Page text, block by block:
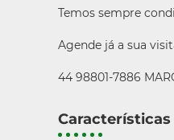
Temos sempre
Agende já a sua
44 98801-7886
Características